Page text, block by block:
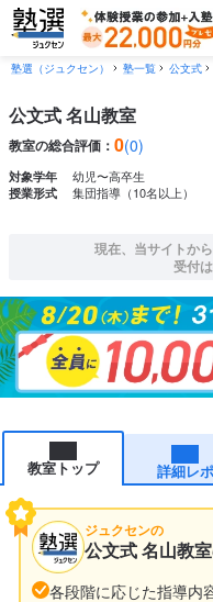
塾選（ジュクセン） 塾一覧 公文式
公文式 名山教室
教室の総合評価： 0(0)
対象学年 幼児〜高卒生
授業形式 集団指導（10名以上）
現在、当サイトか
受付
教室トップ 詳細レポ
ジュクセンの
公文式 名山教
各段階に応じた指導内